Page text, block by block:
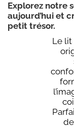
Le lit
Explorez notre
aujourd’hui et
petit trésor.